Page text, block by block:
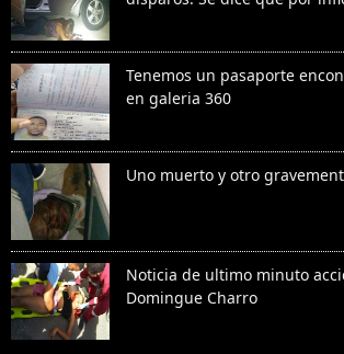
Tenemos un pasaporte
en galeria 360
Uno muerto y otro
Noticia de ultimo minuto
Domingue Charro